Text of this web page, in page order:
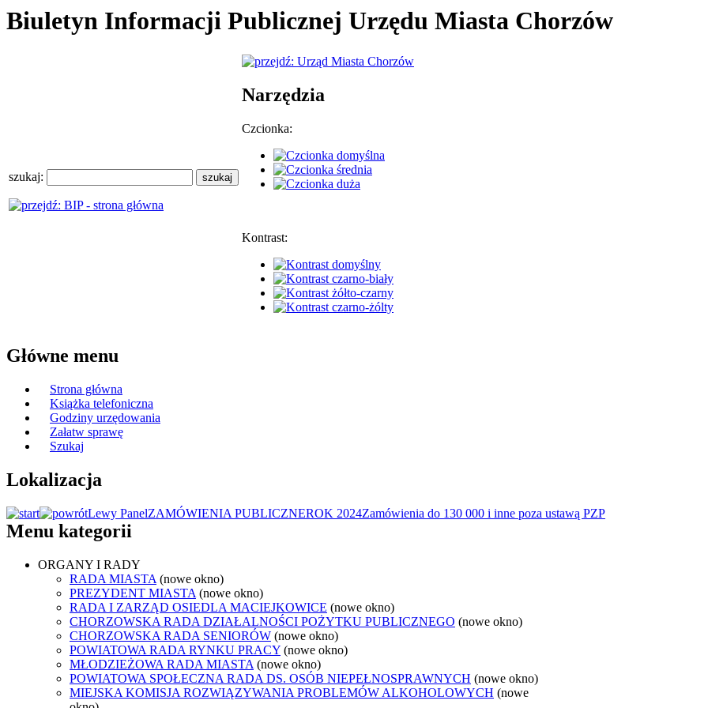
Biuletyn Informacji Publicznej Urzędu Miasta Chorzów
szukaj:
Narzędzia
Czcionka:
Kontrast:
Główne menu
Strona główna
Książka telefoniczna
Godziny urzędowania
Załatw sprawę
Szukaj
Lokalizacja
Lewy PanelZAMÓWIENIA PUBLICZNEROK 2024Zamówienia do 130 000 i inne poza ustawą PZP
Menu kategorii
ORGANY I RADY
RADA MIASTA (nowe okno)
PREZYDENT MIASTA (nowe okno)
RADA I ZARZĄD OSIEDLA MACIEJKOWICE (nowe okno)
CHORZOWSKA RADA DZIAŁALNOŚCI POŻYTKU PUBLICZNEGO (nowe okno)
CHORZOWSKA RADA SENIORÓW (nowe okno)
POWIATOWA RADA RYNKU PRACY (nowe okno)
MŁODZIEŻOWA RADA MIASTA (nowe okno)
POWIATOWA SPOŁECZNA RADA DS. OSÓB NIEPEŁNOSPRAWNYCH (nowe okno)
MIEJSKA KOMISJA ROZWIĄZYWANIA PROBLEMÓW ALKOHOLOWYCH (nowe